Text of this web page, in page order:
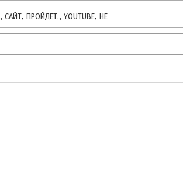
, САЙТ, ПРОЙДЕТ., YOUTUBE, НЕ